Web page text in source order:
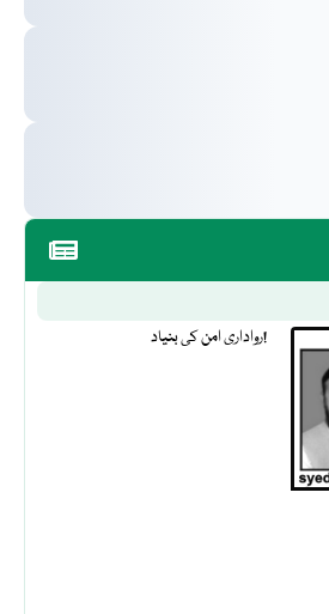
رواداری امن کی بنیاد!